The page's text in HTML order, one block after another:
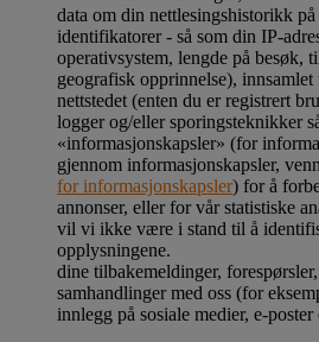
data om din nettlesingshistorikk
identifikatorer - så som din IP-
operativsystem, lengde på besøk,
geografisk opprinnelse), innsamlet
nettstedet (enten du er registrert
logger og/eller sporingsteknikker
«informasjonskapsler» (for
gjennom informasjonskapsler,
for informasjonskapsler) for å
annonser, eller for vår statistiske
vil vi ikke være i stand til å
opplysningene.
dine tilbakemeldinger,
samhandlinger med oss (for
innlegg på sosiale medier, e-